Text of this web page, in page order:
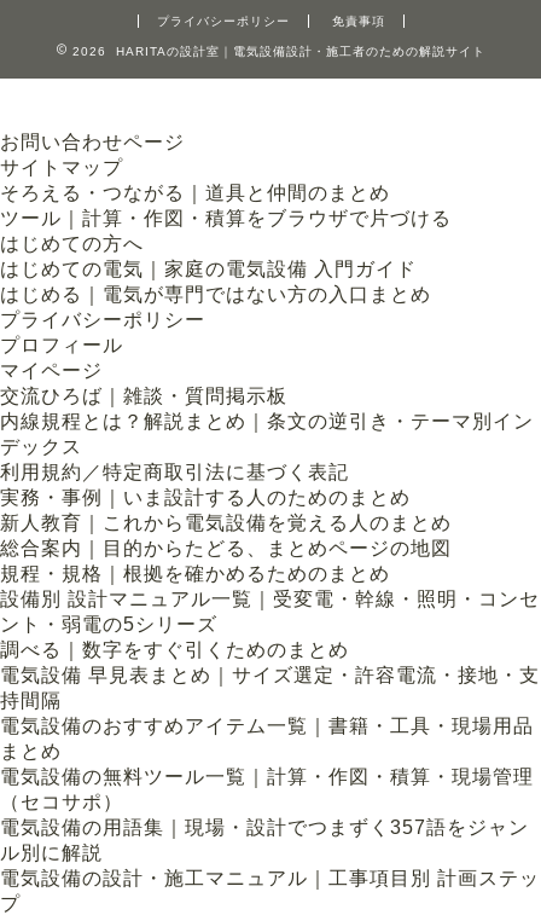
プライバシーポリシー 免責事項
2026 HARITAの設計室｜電気設備設計・施工者のための解説サイト
お問い合わせページ
サイトマップ
そろえる・つながる｜道具と仲間のまとめ
ツール｜計算・作図・積算をブラウザで片づける
はじめての方へ
はじめての電気｜家庭の電気設備 入門ガイド
はじめる｜電気が専門ではない方の入口まとめ
プライバシーポリシー
プロフィール
マイページ
交流ひろば｜雑談・質問掲示板
内線規程とは？解説まとめ｜条文の逆引き・テーマ別イン
デックス
利用規約／特定商取引法に基づく表記
実務・事例｜いま設計する人のためのまとめ
新人教育｜これから電気設備を覚える人のまとめ
総合案内｜目的からたどる、まとめページの地図
規程・規格｜根拠を確かめるためのまとめ
設備別 設計マニュアル一覧｜受変電・幹線・照明・コンセ
ント・弱電の5シリーズ
調べる｜数字をすぐ引くためのまとめ
電気設備 早見表まとめ｜サイズ選定・許容電流・接地・支
持間隔
電気設備のおすすめアイテム一覧｜書籍・工具・現場用品
まとめ
電気設備の無料ツール一覧｜計算・作図・積算・現場管理
（セコサポ）
電気設備の用語集｜現場・設計でつまずく357語をジャン
ル別に解説
電気設備の設計・施工マニュアル｜工事項目別 計画ステッ
プ